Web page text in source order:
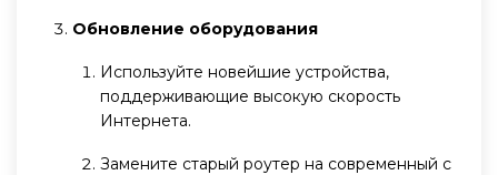
Обновление оборудования
Используйте новейшие устройства,
поддерживающие высокую скорость
Интернета.
Замените старый роутер на современный с